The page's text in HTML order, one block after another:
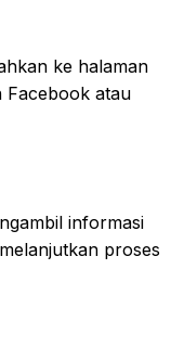
ke halaman
Facebook atau
informasi
proses